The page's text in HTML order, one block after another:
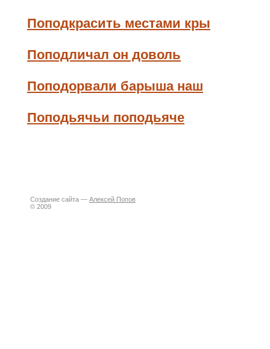
Поподкрасить местами кры
Поподличал он доволь
Поподорвали барыша наш
Поподьячьи поподьяче
Создание сайта — Алексей Попов
© 2009